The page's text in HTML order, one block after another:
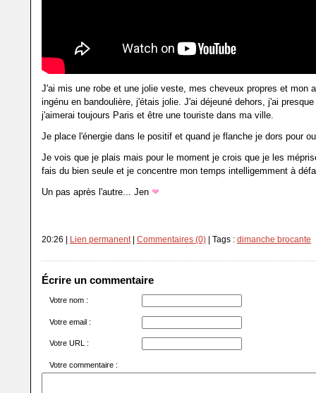
J'ai mis une robe et une jolie veste, mes cheveux propres et mon
ingénu en bandoulière, j'étais jolie. J'ai déjeuné dehors, j'ai
j'aimerai toujours Paris et être une touriste dans ma ville.
Je place l'énergie dans le positif et quand je flanche je dors pour
Je vois que je plais mais pour le moment je crois que je les
fais du bien seule et je concentre mon temps intelligemment à
Un pas après l'autre... Jen ❤︎
20:26 | Lien permanent | Commentaires (0) | Tags : dimanche brocante
Écrire un commentaire
Votre nom :
Votre email :
Votre URL :
Votre commentaire :